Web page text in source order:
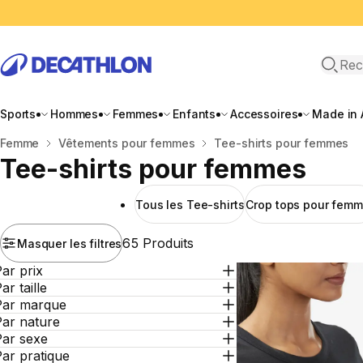
Sports Hommes Femmes Enfants Accessoires Made
Accueil
Femme Vêtements pour femmes Tee-shirts pour femmes
Tee-shirts pour femmes
Tous les Tee-shirtsCrop tops pour
Masquer les filtres65 Produits
prix
taille
marque
nature
sexe
pratique